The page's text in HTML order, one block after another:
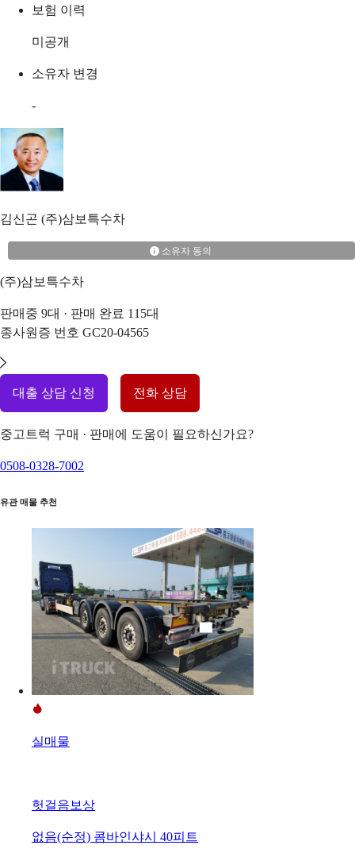
보험 이력
미공개
소유자 변경
-
김신곤 (주)삼보특수차
소유자 동의
(주)삼보특수차
판매중 9대 · 판매 완료 115대
종사원증 번호 GC20-04565
대출 상담 신청 전화 상담
중고트럭 구매 · 판매에 도움이 필요하신가요?
0508-0328-7002
유관 매물 추천
실매물
헛걸음보상
없음(순정) 콤바인샤시 40피트